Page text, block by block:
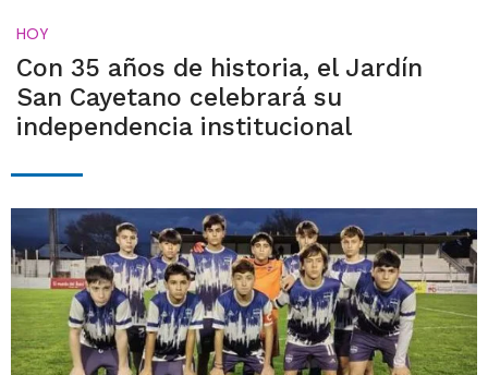
HOY
Con 35 años de historia, el Jardín
San Cayetano celebrará su
independencia institucional